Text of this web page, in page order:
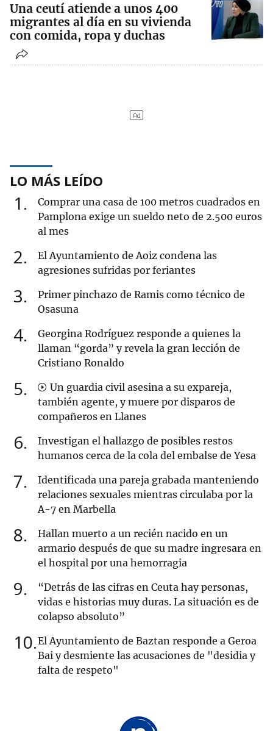
Una ceutí atiende a unos 400
migrantes al día en su vivienda
con comida, ropa y duchas
LO MÁS LEÍDO
1
Comprar una casa de 100 metros cuadrados en
Pamplona exige un sueldo neto de 2.500 euros
al mes
2
El Ayuntamiento de Aoiz condena las
agresiones sufridas por feriantes
3
Primer pinchazo de Ramis como técnico de
Osasuna
4
Georgina Rodríguez responde a quienes la
llaman “gorda” y revela la gran lección de
Cristiano Ronaldo
5
Un guardia civil asesina a su expareja,
también agente, y muere por disparos de
compañeros en Llanes
6
Investigan el hallazgo de posibles restos
humanos cerca de la cola del embalse de Yesa
7
Identificada una pareja grabada manteniendo
relaciones sexuales mientras circulaba por la
A-7 en Marbella
8
Hallan muerto a un recién nacido en un
armario después de que su madre ingresara en
el hospital por una hemorragia
9
“Detrás de las cifras en Ceuta hay personas,
vidas e historias muy duras. La situación es de
colapso absoluto”
10 El Ayuntamiento de Baztan responde a Geroa
Bai y desmiente las acusaciones de "desidia y
falta de respeto"